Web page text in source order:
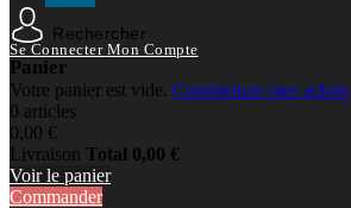
Rechercher
Se Connecter Mon Compte
Panier
Votre panier est vide. Commencer mes achats
0 articles
0,00 €
Livraison Total 0,00 €
Voir le panier
Commander